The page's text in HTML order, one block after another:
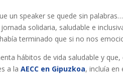
un speaker se quede sin
solidaria, saludable e
terminado que si no nos
hábitos de vida saludable y
a laAECC en Gipuzkoa, incluía